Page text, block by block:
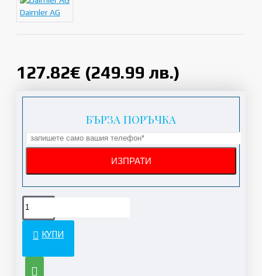
127.82€ (249.99 лв.)
Daimler AG
БЪРЗА ПОРЪЧКА
КУПИ